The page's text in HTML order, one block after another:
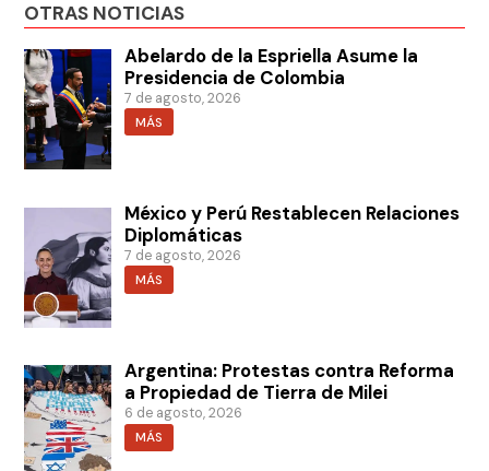
OTRAS NOTICIAS
Abelardo de la Espriella Asume la
Presidencia de Colombia
7 de agosto, 2026
MÁS
México y Perú Restablecen Relaciones
Diplomáticas
7 de agosto, 2026
MÁS
Argentina: Protestas contra Reforma
a Propiedad de Tierra de Milei
6 de agosto, 2026
MÁS